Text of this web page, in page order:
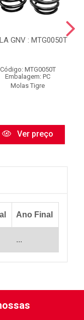
GNV : MTG0050T
Código: MTG0050T
Embalagem: PC
Molas Tigre
Ver preço
Ano Final
...